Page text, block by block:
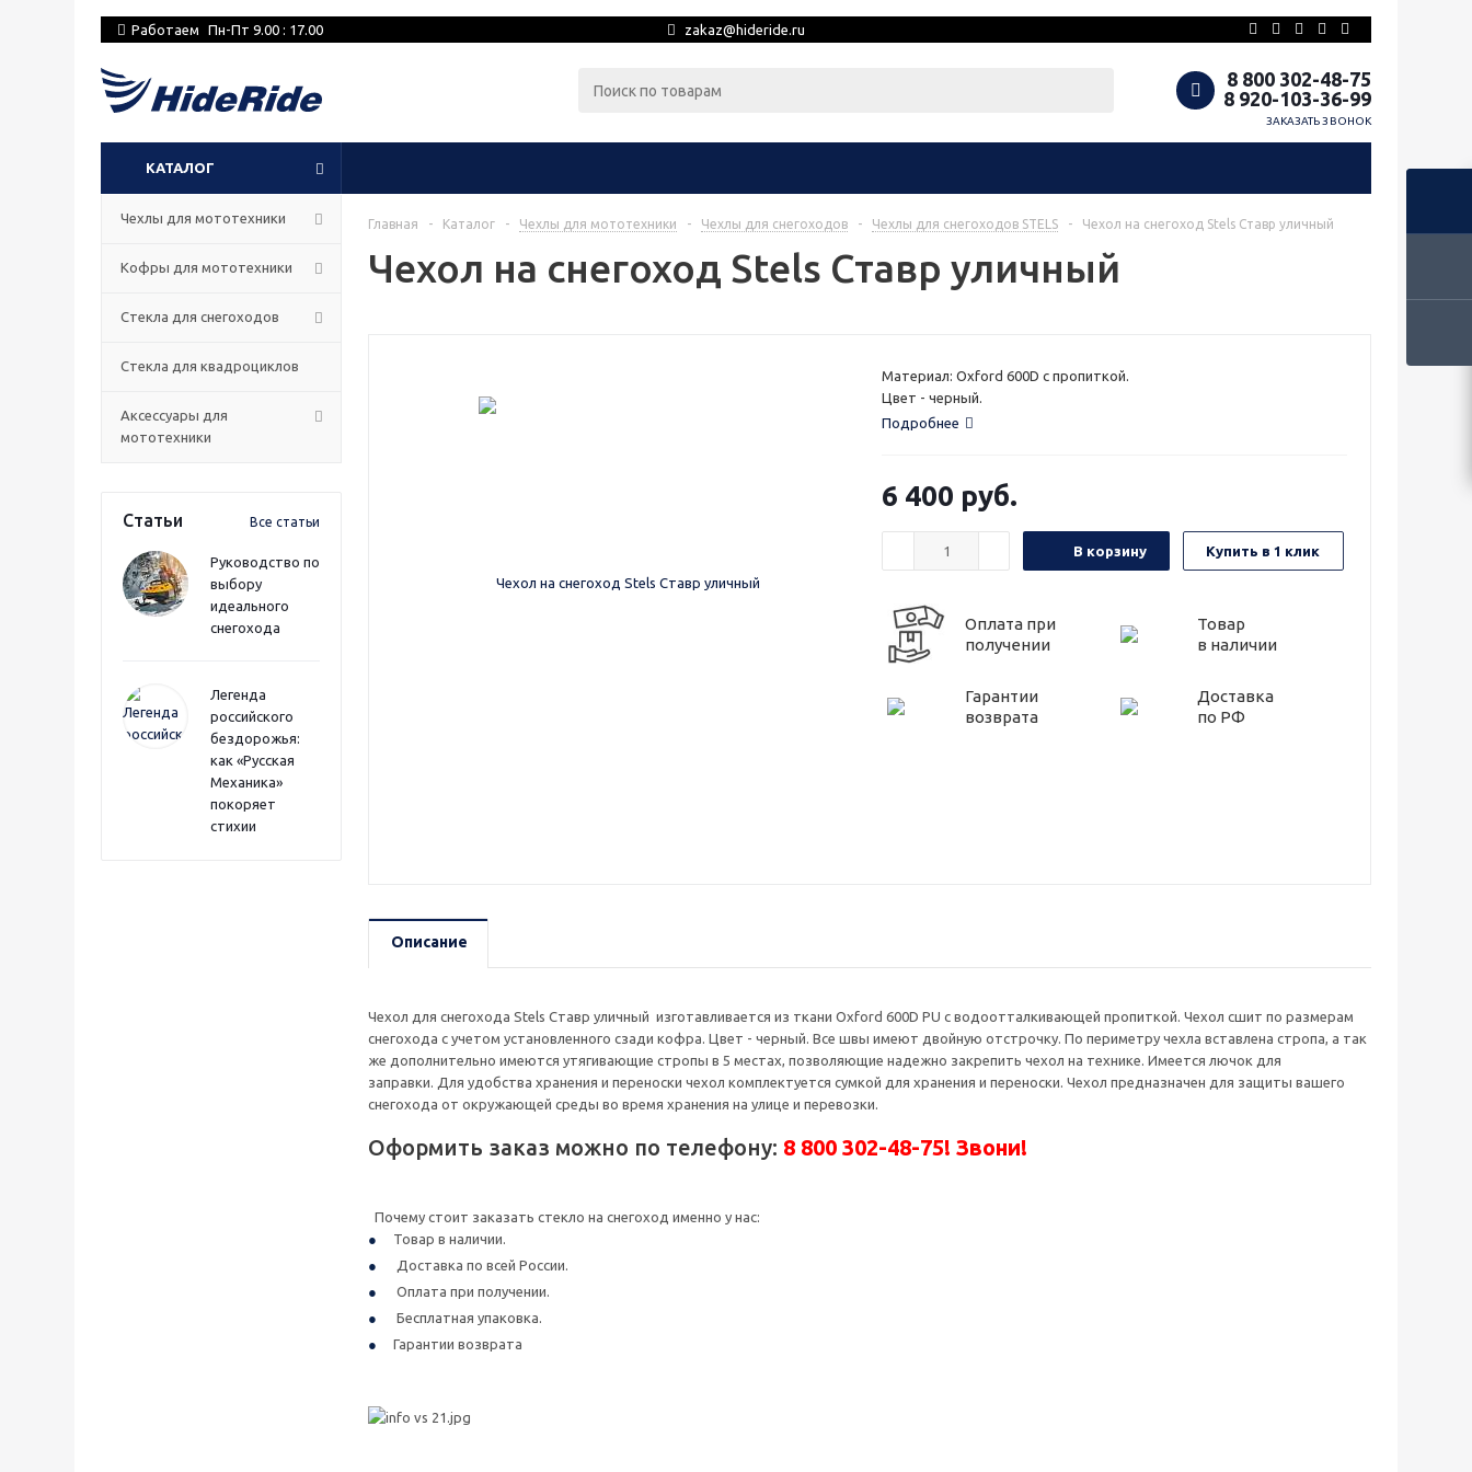
Работаем Пн-Пт 9.00 : 17.00 zakaz@hideride.ru
8 800 302-48-75
8 920-103-36-99
ЗАКАЗАТЬ ЗВОНОК
КАТАЛОГ
Чехлы для мототехники
Кофры для мототехники
Стекла для снегоходов
Стекла для квадроциклов
Аксессуары для
мототехники
Статьи Все статьи
Руководство по
выбору
идеального
снегохода
Легенда
российского
бездорожья:
как «Русская
Механика»
покоряет
стихии
Главная - Каталог - Чехлы для мототехники - Чехлы для снегоходов - Чехлы для снегоходов STELS - Чехол на снегоход Stels Ставр уличный
Чехол на снегоход Stels Ставр уличный
Материал: Oxford 600D с пропиткой.
Цвет - черный.
Подробнее
6 400 руб.
В корзину Купить в 1 клик
Оплата при
получении
Товар
в наличии
Гарантии
возврата
Доставка
по РФ
Описание
Чехол для снегохода Stels Ставр уличный изготавливается из ткани Oxford 600D PU с водоотталкивающей пропиткой. Чехол сшит по размерам
снегохода с учетом установленного сзади кофра. Цвет - черный. Все швы имеют двойную отстрочку. По периметру чехла вставлена стропа, а так
же дополнительно имеются утягивающие стропы в 5 местах, позволяющие надежно закрепить чехол на технике. Имеется лючок для
заправки. Для удобства хранения и переноски чехол комплектуется сумкой для хранения и переноски. Чехол предназначен для защиты вашего
снегохода от окружающей среды во время хранения на улице и перевозки.
Оформить заказ можно по телефону: 8 800 302-48-75! Звони!
Почему стоит заказать стекло на снегоход именно у нас:
Товар в наличии.
Доставка по всей России.
Оплата при получении.
Бесплатная упаковка.
Гарантии возврата